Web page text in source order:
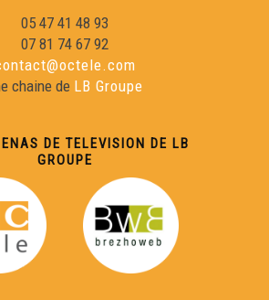
de Limós - Eveniments
Pau Verdier ! - Eveniments
- Eveniments
deu CFPÒC - Eveniments
- Eveniments
05 47 41 48 93
07 81 74 67 92
chaine de LB Groupe
DE TELEVISION DE LB
GROUPE